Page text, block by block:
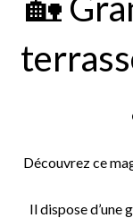
Découvrez ce
Il dispose d’une